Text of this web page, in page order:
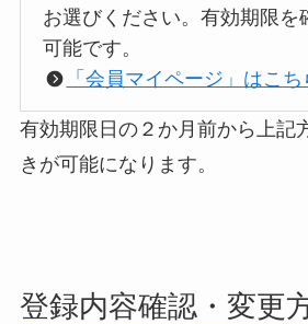
お選びください。有効期限を
可能です。
「会員マイページ」はこち
有効期限日の２か月前から上記
きが可能になります。
登録内容確認・変更